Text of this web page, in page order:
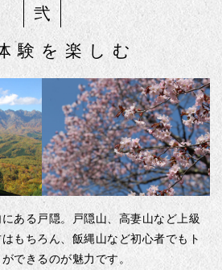
弐
験を楽しむ
ある戸隠。戸隠山、高妻山など上級
もちろん、飯縄山など初心者でもト
できるのが魅力です。